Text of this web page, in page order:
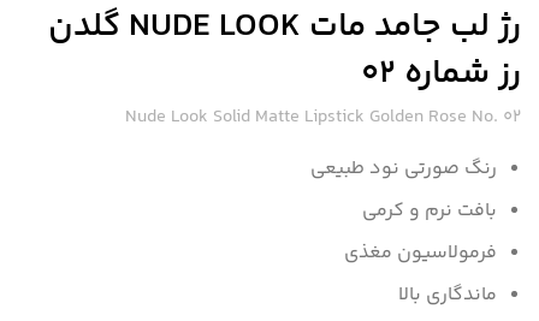
رژ لب جامد مات NUDE LOOK گلدن
رز شماره 02
Nude Look Solid Matte Lipstick Golden Rose No. 02
رنگ صورتی نود طبیعی
بافت نرم و کرمی
فرمولاسیون مغذی
ماندگاری بالا